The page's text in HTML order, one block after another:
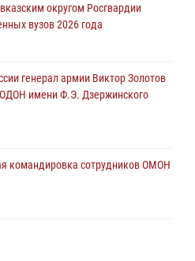
округом Росгвардии
вузов 2026 года
генерал армии Виктор Золотов
ОДОН имени Ф.Э. Дзержинского
командировка сотрудников ОМОН